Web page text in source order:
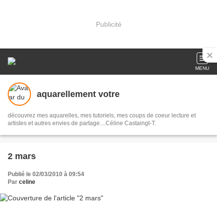
Publicité
MENU
aquarellement votre
découvrez mes aquarelles, mes tutoriels, mes coups de coeur lecture et
artistes et autres envies de partage....Céline Castaingt-T.
2 mars
Publié le 02/03/2010 à 09:54
Par celine